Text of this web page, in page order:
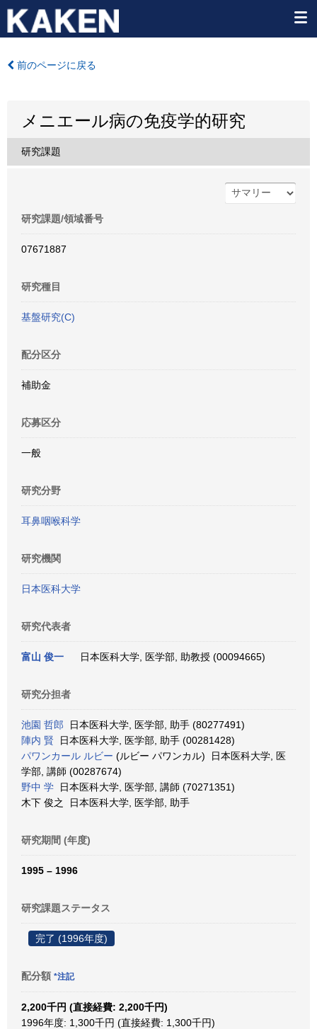
前のページに戻る
メニエール病の免疫学的研究
研究課題
研究課題/領域番号
07671887
研究種目
基盤研究(C)
配分区分
補助金
応募区分
一般
研究分野
耳鼻咽喉科学
研究機関
日本医科大学
研究代表者
富山 俊一 日本医科大学, 医学部, 助教授 (00094665)
研究分担者
池園 哲郎 日本医科大学, 医学部, 助手 (80277491)
陣内 賢 日本医科大学, 医学部, 助手 (00281428)
パワンカール ルビー (ルビー パワンカル) 日本医科大学, 医
学部, 講師 (00287674)
野中 学 日本医科大学, 医学部, 講師 (70271351)
木下 俊之 日本医科大学, 医学部, 助手
研究期間 (年度)
1995 – 1996
研究課題ステータス
完了 (1996年度)
配分額 *注記
2,200千円 (直接経費: 2,200千円)
1996年度: 1,300千円 (直接経費: 1,300千円)